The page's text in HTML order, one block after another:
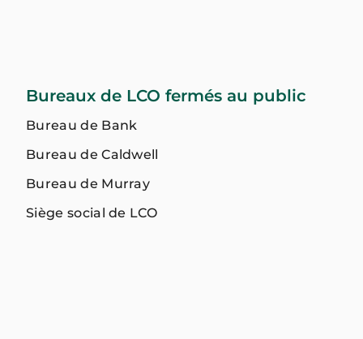
Bureaux de LCO fermés au public
Bureau de Bank
Bureau de Caldwell
Bureau de Murray
Siège social de LCO